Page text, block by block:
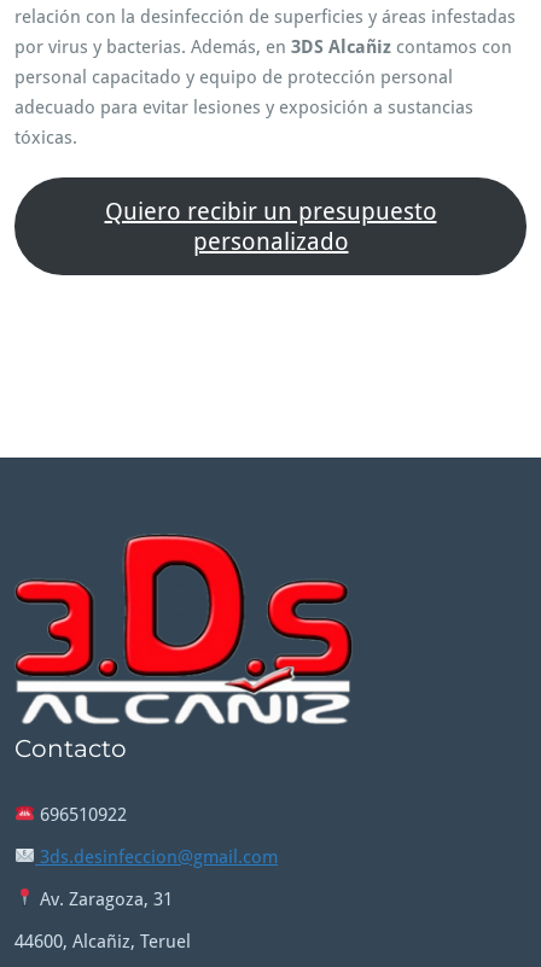
relación con la desinfección de superficies y áreas infestadas
por virus y bacterias. Además, en 3DS Alcañiz contamos con
personal capacitado y equipo de protección personal
adecuado para evitar lesiones y exposición a sustancias
tóxicas.
Quiero recibir un presupuesto
personalizado
Contacto
696510922
3ds.desinfeccion@gmail.com
Av. Zaragoza, 31
44600, Alcañiz, Teruel